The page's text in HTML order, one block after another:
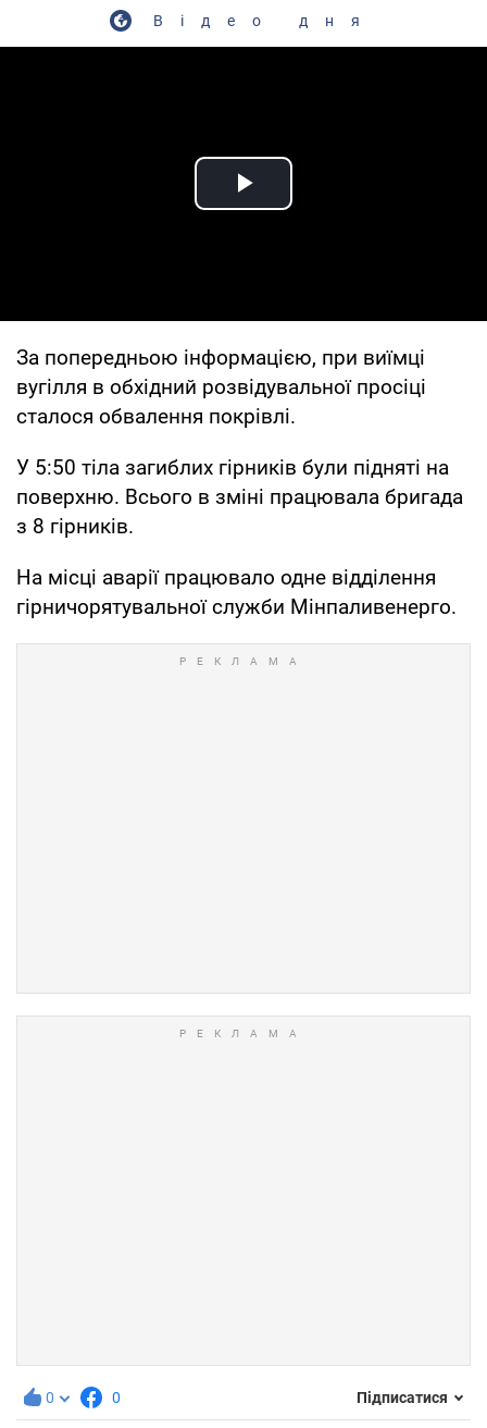
Відео дня
Play Video
За попередньою інформацією, при виїмці
вугілля в обхідний розвідувальної просіці
сталося обвалення покрівлі.
У 5:50 тіла загиблих гірників були підняті на
поверхню. Всього в зміні працювала бригада
з 8 гірників.
На місці аварії працювало одне відділення
гірничорятувальної служби Мінпаливенерго.
0 0 Підписатися